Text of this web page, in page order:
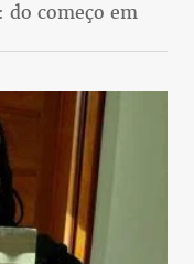
do começo em